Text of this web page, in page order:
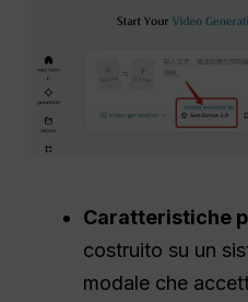
Caratteristiche
costruito su un
modale che